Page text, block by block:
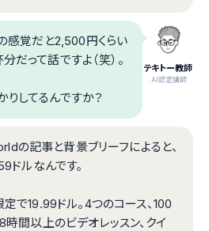
テキトー教師
.AI認定講師
感覚だと2,500円くらい
だって話ですよ（笑）。
してるんですか？
の記事と背景ブリーフによると、
ドルなんです。
で19.99ドル。4つのコース、100
時間以上のビデオレッスン、クイ